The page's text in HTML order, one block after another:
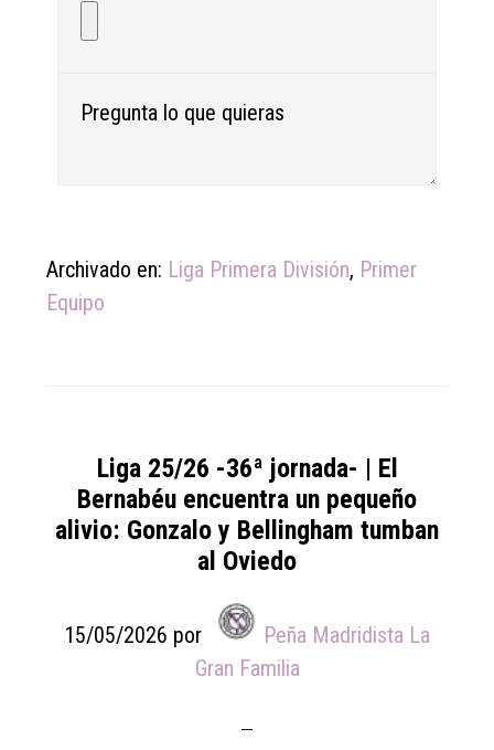
Archivado en: Liga Primera División, Primer
Equipo
Liga 25/26 -36ª jornada- | El
Bernabéu encuentra un pequeño
alivio: Gonzalo y Bellingham tumban
al Oviedo
15/05/2026 por
Peña Madridista La
Gran Familia